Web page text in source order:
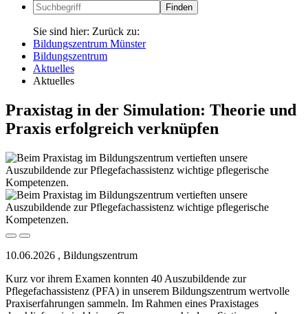
Sie sind hier: Zurück zu:
Bildungszentrum Münster
Bildungszentrum
Aktuelles
Aktuelles
Praxistag in der Simulation: Theorie und
Praxis erfolgreich verknüpfen
10.06.2026 , Bildungszentrum
Kurz vor ihrem Examen konnten 40 Auszubildende zur
Pflegefachassistenz (PFA) in unserem Bildungszentrum wertvolle
Praxiserfahrungen sammeln. Im Rahmen eines Praxistages